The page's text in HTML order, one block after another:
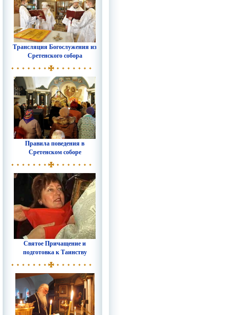
Трансляция Богослужения из
Сретенского собора
Правила поведения в
Сретенском соборе
Святое Причащение и
подготовка к Таинству